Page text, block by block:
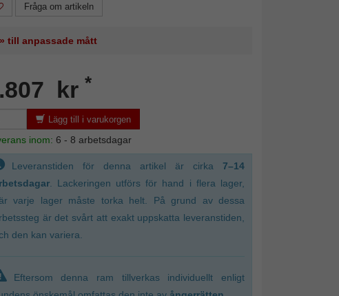
Fråga om artikeln
» till anpassade mått
kr *
Lägg till i varukorgen
inom: 6 - 8 arbetsdagar
Leveranstiden för denna artikel är cirka 7–14
. Lackeringen utförs för hand i flera lager,
varje lager måste torka helt. På grund av dessa
är det svårt att exakt uppskatta leveranstiden,
den kan variera.
Eftersom denna ram tillverkas individuellt enligt